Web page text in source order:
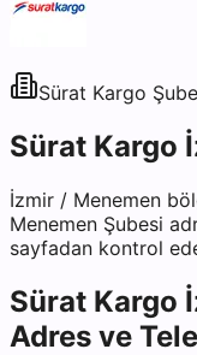
Sürat Kargo
Sürat Kargo
İzmir / Menemen
Menemen Şubesi
sayfadan kontrol
Sürat Kargo
Adres ve